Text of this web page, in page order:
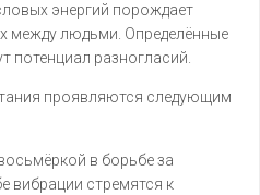
энергий порождает
между людьми. Определённые
потенциал разногласий.
проявляются следующим
в борьбе за
вибрации стремятся к